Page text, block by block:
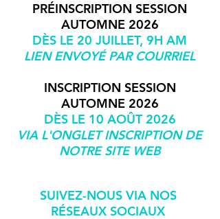
PRÉINSCRIPTION SESSION
AUTOMNE 2026
DÈS LE 20 JUILLET, 9H AM
LIEN ENVOYÉ PAR COURRIEL
INSCRIPTION SESSION
AUTOMNE 2026
DÈS LE 10 AOÛT 2026
VIA L'ONGLET INSCRIPTION DE
NOTRE SITE WEB
SUIVEZ-NOUS VIA NOS
RÉSEAUX SOCIAUX